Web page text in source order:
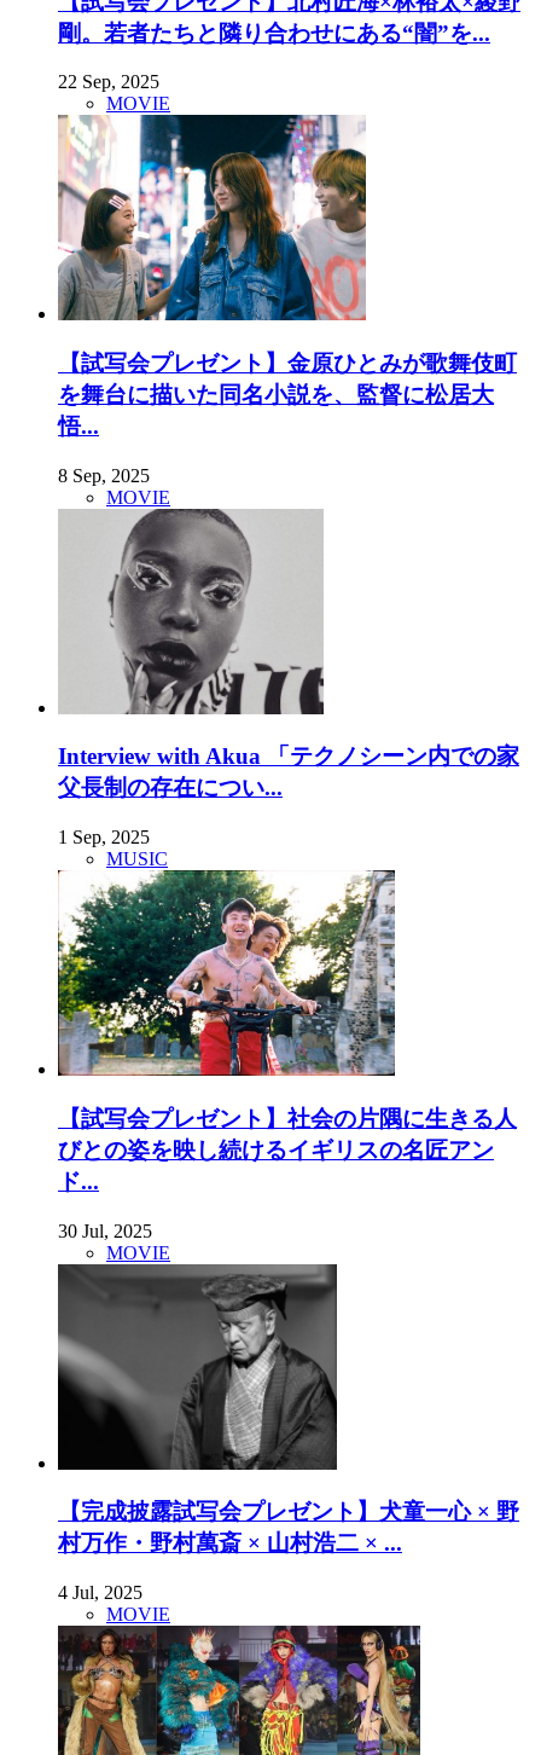
剛。若者たちと隣り合わせにある“闇”を...
22 Sep, 2025
MOVIE
【試写会プレゼント】金原ひとみが歌舞伎町
を舞台に描いた同名小説を、監督に松居大
悟...
8 Sep, 2025
MOVIE
Interview with Akua 「テクノシーン内での家
父長制の存在につい...
1 Sep, 2025
MUSIC
【試写会プレゼント】社会の片隅に生きる人
びとの姿を映し続けるイギリスの名匠アン
ド...
30 Jul, 2025
MOVIE
【完成披露試写会プレゼント】犬童一心 × 野
村万作・野村萬斎 × 山村浩二 × ...
4 Jul, 2025
MOVIE